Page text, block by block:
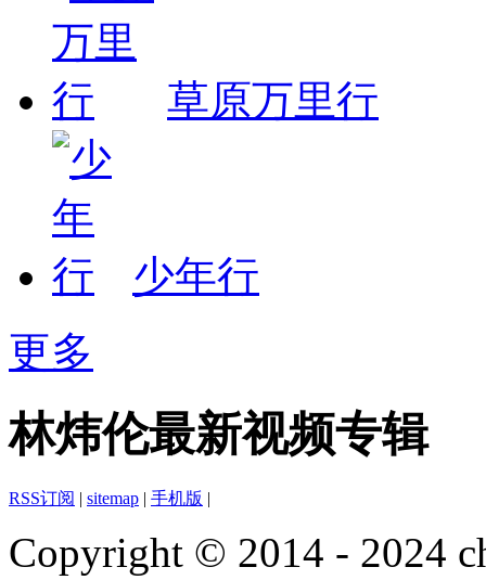
草原万里行
少年行
更多
林炜伦最新视频专辑
RSS订阅 | sitemap | 手机版 |
Copyright © 2014 - 2024